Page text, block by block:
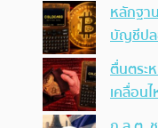
หลักฐา
บัญชีปล
ตื่นตระ
เคลื่อน